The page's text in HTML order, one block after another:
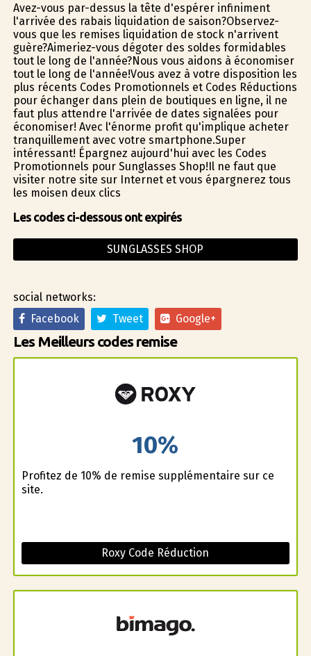
Avez-vous par-dessus la tête d'espérer infiniment
l'arrivée des rabais liquidation de saison?Observez-
vous que les remises liquidation de stock n'arrivent
guère?Aimeriez-vous dégoter des soldes formidables
tout le long de l'année?Nous vous aidons à économiser
tout le long de l'année!Vous avez à votre disposition les
plus récents Codes Promotionnels et Codes Réductions
pour échanger dans plein de boutiques en ligne, il ne
faut plus attendre l'arrivée de dates signalées pour
économiser! Avec l'énorme profit qu'implique acheter
tranquillement avec votre smartphone.Super
intéressant! Épargnez aujourd'hui avec les Codes
Promotionnels pour Sunglasses Shop!Il ne faut que
visiter notre site sur Internet et vous épargnerez tous
les moisen deux clics
Les codes ci-dessous ont expirés
SUNGLASSES SHOP
social networks:
Facebook
Tweet Google+
Les Meilleurs codes remise
10%
Profitez de 10% de remise supplémentaire sur ce
site.
Roxy Code Réduction